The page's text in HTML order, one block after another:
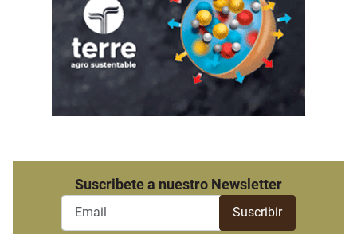
Suscribete a nuestro Newsletter